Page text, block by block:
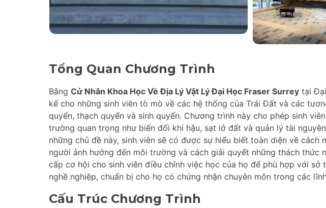
Tổng Quan Chương Trình
Bằng Cử Nhân Khoa Học Về Địa Lý Vật Lý Đại Học Fraser Surrey tại
kế cho những sinh viên tò mò về các hệ thống của Trái Đất và các
quyển, thạch quyển và sinh quyển. Chương trình này cho phép sinh
trường quan trọng như biến đổi khí hậu, sạt lở đất và quản lý tài
những chủ đề này, sinh viên sẽ có được sự hiểu biết toàn diện về cách
người ảnh hưởng đến môi trường và cách giải quyết những thách thức
cấp cơ hội cho sinh viên điều chỉnh việc học của họ để phù hợp với sở
nghề nghiệp, chuẩn bị cho họ có chứng nhận chuyên môn trong các
Cấu Trúc Chương Trình